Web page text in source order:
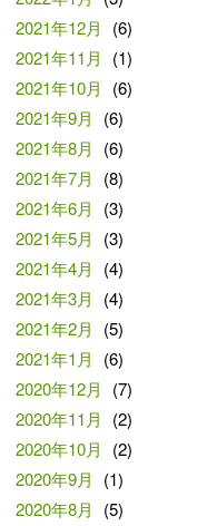
2021年12月
(6)
2021年11月
(1)
2021年10月
(6)
2021年9月
(6)
2021年8月
(6)
2021年7月
(8)
2021年6月
(3)
2021年5月
(3)
2021年4月
(4)
2021年3月
(4)
2021年2月
(5)
2021年1月
(6)
2020年12月
(7)
2020年11月
(2)
2020年10月
(2)
2020年9月
(1)
2020年8月
(5)